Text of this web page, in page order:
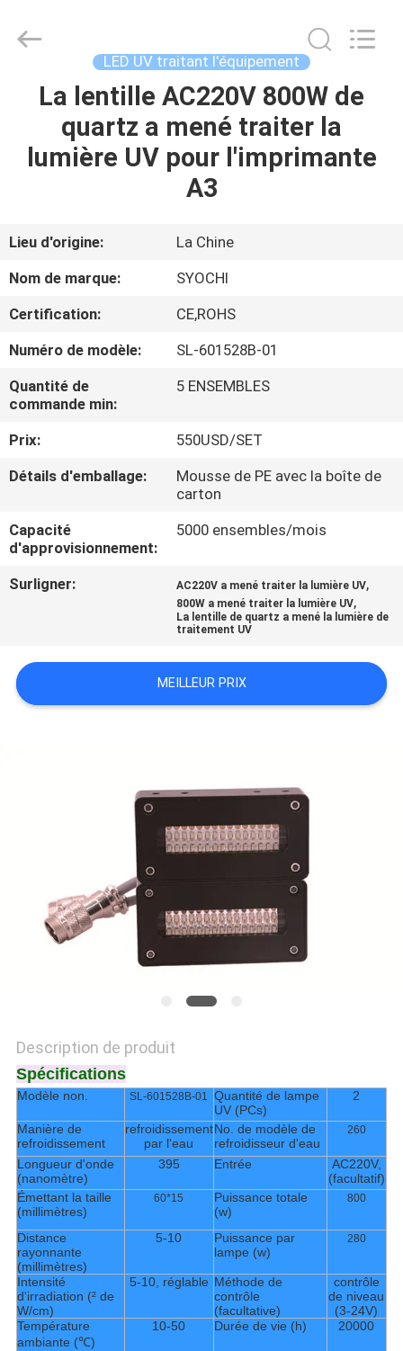
MAISON
PRODUITS
SUJET
DE
NOUS
VISITE
D'USINE
CONTRÔLE
DE
CONTACTEZ-
NOUS
NOUVELLES
DEMANDEZ
PRIVACY
Syochi
Electronics
LED UV traitant l'équipement
La lentille AC220V 800W de
quartz a mené traiter la
lumière UV pour l'imprimante
A3
Lieu d'origine:
La Chine
Nom de marque:
SYOCHI
Certification:
CE,ROHS
Numéro de modèle:
SL-601528B-01
Quantité de
commande min:
5 ENSEMBLES
Prix:
550USD/SET
Détails d'emballage:
Mousse de PE avec la boîte de
carton
Capacité
d'approvisionnement:
5000 ensembles/mois
Surligner: AC220V a mené traiter la lumière UV,
800W a mené traiter la lumière UV,
La lentille de quartz a mené la lumière de
traitement UV
MEILLEUR PRIX
Description de produit
Spécifications
Modèle non. SL-601528B-01 Quantité de lampe
UV (PCs)
2
Manière de
refroidissement
refroidissement
par l'eau
No. de modèle de
refroidisseur d'eau
260
Longueur d'onde
(nanomètre)
395 Entrée
AC220V,
(facultatif)
Émettant la taille
(millimètres)
60*15
Puissance totale
(w)
800
Distance
rayonnante
(millimètres)
5-10
Puissance par
lampe (w)
280
Intensité
d'irradiation (² de
W/cm)
5-10, réglable Méthode de
contrôle
(facultative)
contrôle
de niveau
(3-24V)
Température
ambiante (℃)
10-50 Durée de vie (h) 20000